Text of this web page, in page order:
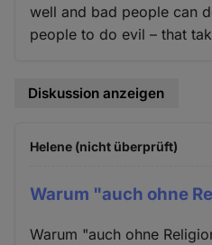
well and bad people can
people to do evil – that
Diskussion anzeigen
Helene (nicht überprüft)
Warum "auch ohne
Warum "auch ohne